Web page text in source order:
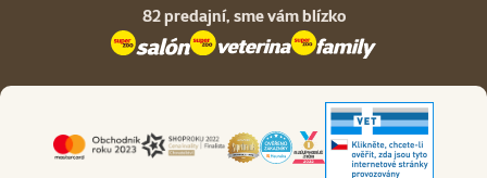
82 predajní, sme vám blízko